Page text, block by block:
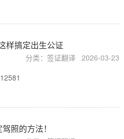
样搞定出生公证
分类：签证翻译
2026-03-23
照的方法！